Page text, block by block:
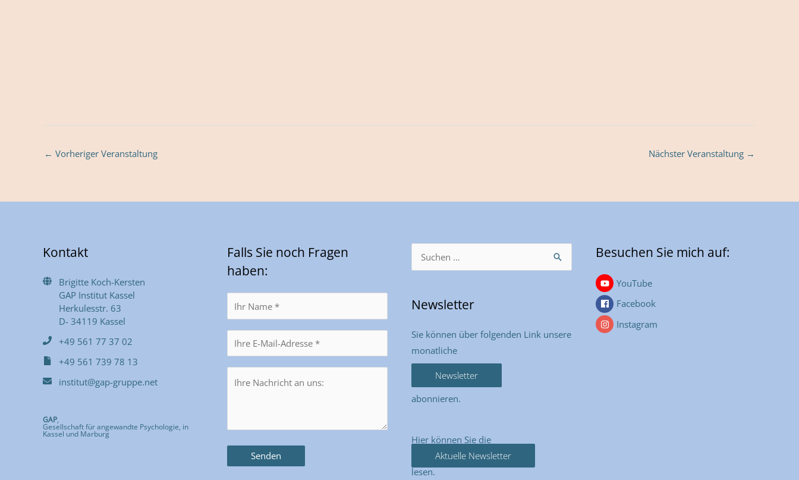
← Vorheriger Veranstaltung Nächster Veranstaltung →
Kontakt
Brigitte Koch-Kersten
GAP Institut Kassel
Herkulesstr. 63
D- 34119 Kassel
+49 561 77 37 02
+49 561 739 78 13
institut@gap-gruppe.net
GAP,
Gesellschaft für angewandte Psychologie, in
Kassel und Marburg
Falls Sie noch Fragen
haben:
Suchen
Newsletter
Sie können über folgenden Link unsere
monatliche
Newsletter
abonnieren.
Hier können Sie die
Aktuelle Newsletter
lesen.
Besuchen Sie mich auf:
YouTube
Facebook
Instagram